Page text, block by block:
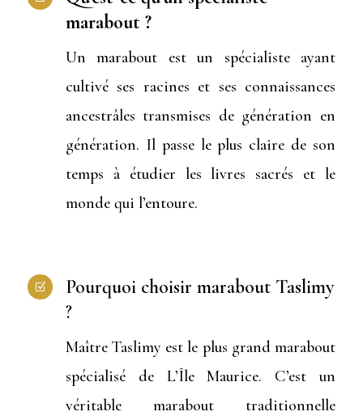
marabout ?
Un marabout est un spécialiste ayant
cultivé ses racines et ses connaissances
ancestrâles transmises de génération en
génération. Il passe le plus claire de son
temps à étudier les livres sacrés et le
monde qui l’entoure.
Z
Pourquoi choisir marabout Taslimy
?
Maître Taslimy est le plus grand marabout
spécialisé de L’Île Maurice. C’est un
véritable marabout traditionnelle